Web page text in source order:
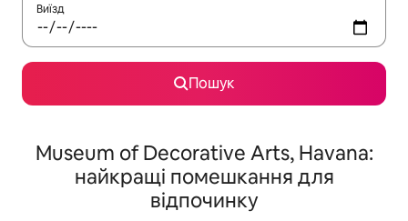
Виїзд
Пошук
Museum of Decorative Arts, Havana:
найкращі помешкання для
відпочинку